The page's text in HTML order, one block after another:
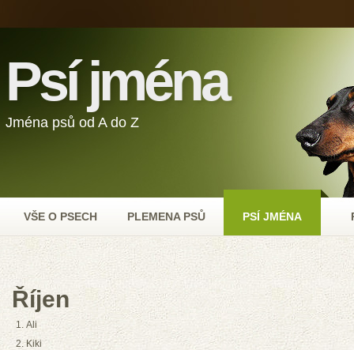
Psí jména
Jména psů od A do Z
VŠE O PSECH PLEMENA PSŮ PSÍ JMÉNA
Říjen
Ali
Kiki